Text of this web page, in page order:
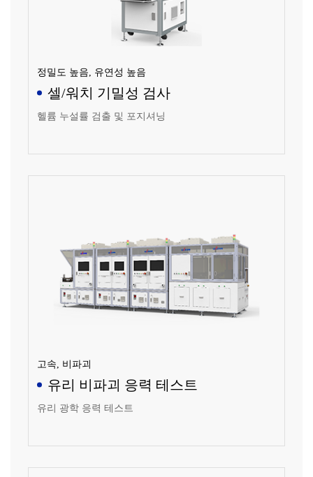
정밀도 높음, 유연성 높음
셀/워치 기밀성 검사
헬륨 누설률 검출 및 포지셔닝
고속, 비파괴
유리 비파괴 응력 테스트
유리 광학 응력 테스트